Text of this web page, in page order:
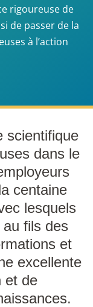
rigoureuse de
de passer de la
à l’action
scientifique
dans le
centaine
lesquels
fils des
et
excellente
et de